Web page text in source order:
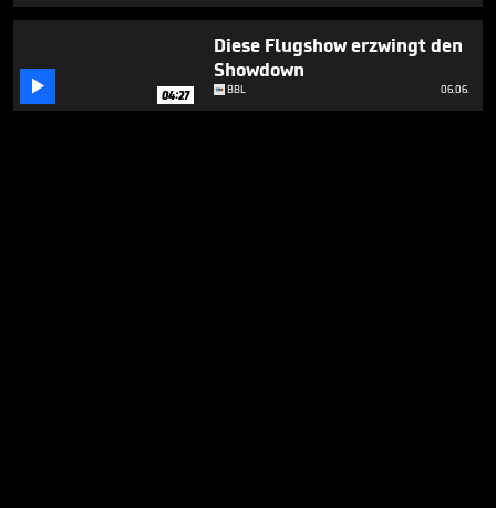
 04:27
Diese Flugshow erzwingt den
Showdown
BBL 06.06.